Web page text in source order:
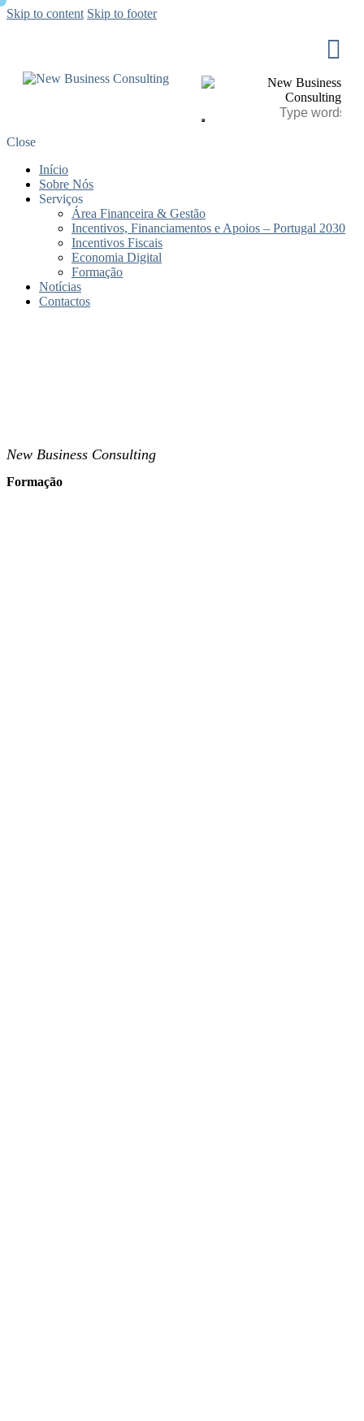
Skip to content Skip to footer
Close
Início
Sobre Nós
Serviços
Área Financeira & Gestão
Incentivos, Financiamentos e Apoios – Portugal 2030
Incentivos Fiscais
Economia Digital
Formação
Notícias
Contactos
New Business Consulting
Formação